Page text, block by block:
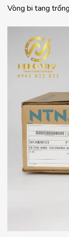
Vòng bi tang